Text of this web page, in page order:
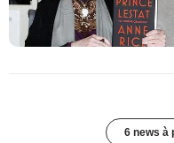
6 news à